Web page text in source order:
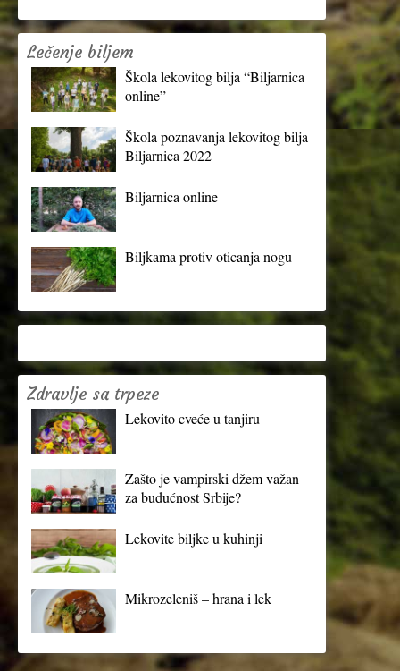
Lečenje biljem
Škola lekovitog bilja “Biljarnica
online”
Škola poznavanja lekovitog bilja
Biljarnica 2022
Biljarnica online
Biljkama protiv oticanja nogu
Zdravlje sa trpeze
Lekovito cveće u tanjiru
Zašto je vampirski džem važan
za budućnost Srbije?
Lekovite biljke u kuhinji
Mikrozeleniš – hrana i lek